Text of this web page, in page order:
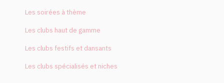
Les soirées à thème
Les clubs haut de gamme
Les clubs festifs et dansants
Les clubs spécialisés et niches